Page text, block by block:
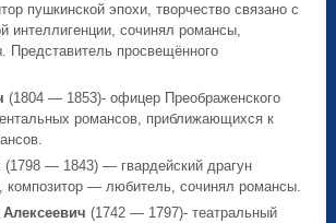
пушкинской эпохи, творчество связано с
интеллигенции, сочинял романсы,
Представитель просвещённого
(1804 — 1853)- офицер Преображенского
романсов, приближающихся к
(1798 — 1843) — гвардейский драгун
композитор — любитель, сочинял романсы.
(1742 — 1797)- театральный